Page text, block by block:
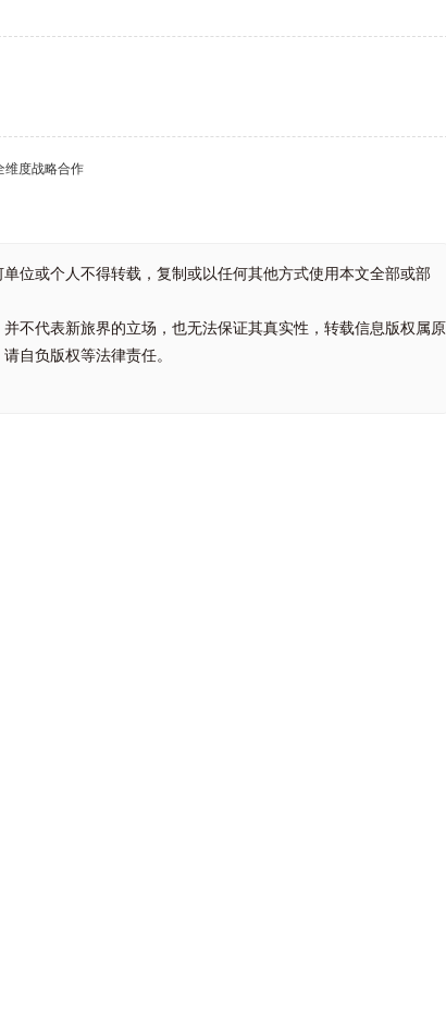
维度战略合作
位或个人不得转载，复制或以任何其他方式使用本文全部或部
不代表新旅界的立场，也无法保证其真实性，转载信息版权属原
自负版权等法律责任。